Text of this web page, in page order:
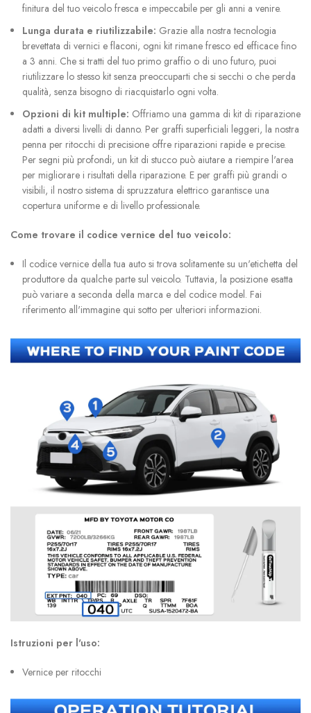
finitura del tuo veicolo fresca e impeccabile per gli anni a venire.
Lunga durata e riutilizzabile: Grazie alla nostra tecnologia
brevettata di vernici e flaconi, ogni kit rimane fresco ed efficace fino
a 3 anni. Che si tratti del tuo primo graffio o di uno futuro, puoi
riutilizzare lo stesso kit senza preoccuparti che si secchi o che perda
qualità, senza bisogno di riacquistarlo ogni volta.
Opzioni di kit multiple: Offriamo una gamma di kit di riparazione
adatti a diversi livelli di danno. Per graffi superficiali leggeri, la nostra
penna per ritocchi di precisione offre riparazioni rapide e precise.
Per segni più profondi, un kit di stucco può aiutare a riempire l'area
per migliorare i risultati della riparazione. E per graffi più grandi o
visibili, il nostro sistema di spruzzatura elettrico garantisce una
copertura uniforme e di livello professionale.
Come trovare il codice vernice del tuo veicolo:
Il codice vernice della tua auto si trova solitamente su un'etichetta del
produttore da qualche parte sul veicolo. Tuttavia, la posizione esatta
può variare a seconda della marca e del codice model. Fai
riferimento all'immagine qui sotto per ulteriori informazioni.
Istruzioni per l'uso:
Vernice per ritocchi